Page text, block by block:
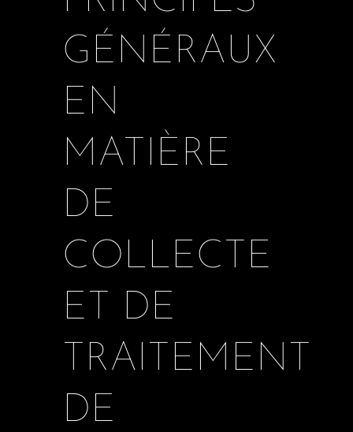
GÉNÉRAUX
EN
MATIÈRE
DE
COLLECTE
ET DE
TRAITEMENT
DE